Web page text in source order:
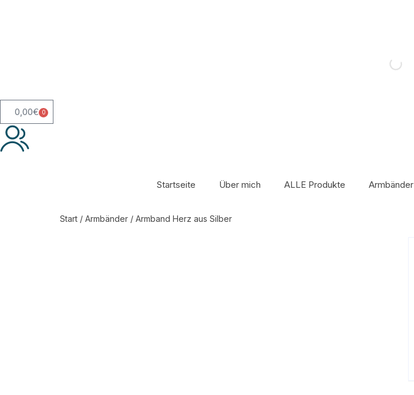
0,00€ 0
Startseite Über mich ALLE Produkte Armbänder
Start / Armbänder / Armband Herz aus Silber